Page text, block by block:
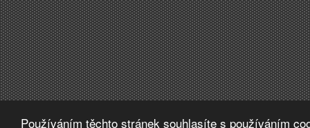
Používáním těchto stránek souhlasíte s používáním